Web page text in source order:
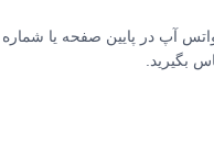
آپ در پایین صفحه یا شماره